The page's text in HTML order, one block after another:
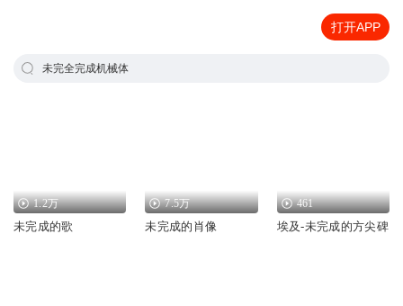
打开APP
未完全完成机械体
1.2万
未完成的歌
7.5万
未完成的肖像
461
埃及-未完成的方尖碑